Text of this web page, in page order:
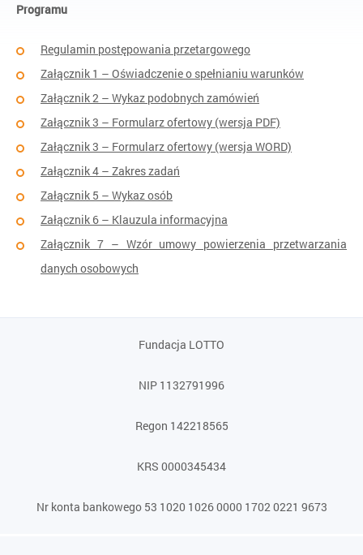
Programu
Regulamin postępowania przetargowego
Załącznik 1 – Oświadczenie o spełnianiu warunków
Załącznik 2 – Wykaz podobnych zamówień
Załącznik 3 – Formularz ofertowy (wersja PDF)
Załącznik 3 – Formularz ofertowy (wersja WORD)
Załącznik 4 – Zakres zadań
Załącznik 5 – Wykaz osób
Załącznik 6 – Klauzula informacyjna
Załącznik 7 – Wzór umowy powierzenia przetwarzania
danych osobowych
Fundacja LOTTO
NIP 1132791996
Regon 142218565
KRS 0000345434
Nr konta bankowego 53 1020 1026 0000 1702 0221 9673